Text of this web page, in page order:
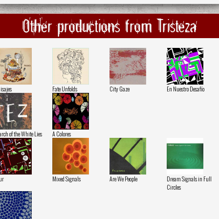
Other productions from Tristeza
Fate Unfolds City Gaze En Nuestro Desafío
of the White Lies A Colores
Mixed Signals Are We People
Dream Signals in Full
Circles